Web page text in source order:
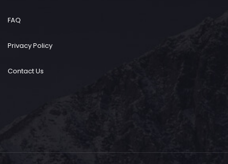
FAQ
Privacy Policy
Contact Us